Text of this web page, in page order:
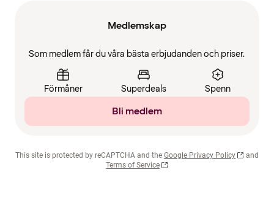
Medlemskap
Som medlem får du våra bästa erbjudanden och priser.
Förmåner Superdeals Spenn
Bli medlem
This site is protected by reCAPTCHA and the Google Privacy Policy
and
Terms of Service